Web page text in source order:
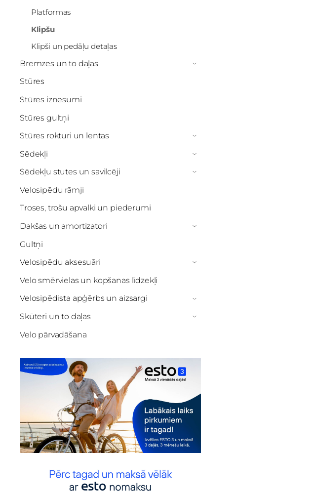
Platformas
Klipšu
Klipši un pedāļu detaļas
Bremzes un to daļas ›
Stūres
Stūres iznesumi
Stūres gultņi
Stūres rokturi un lentas
›
Sēdekļi ›
Sēdekļu stutes un savilcēji ›
Velosipēdu rāmji
Troses, trošu apvalki un piederumi
Dakšas un amortizatori
›
Gultņi
Velosipēdu aksesuāri
›
Velo smērvielas un kopšanas līdzekļi
Velosipēdista apģērbs un aizsargi
›
Skūteri un to daļas ›
Velo pārvadāšana